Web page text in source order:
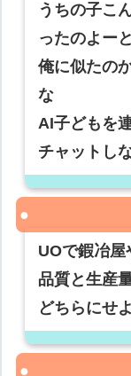
うちの子こ
ったのよー
俺に似たの
な
AI子どもを
チャットし
UOで鍜冶
品質と生産
どちらにせ